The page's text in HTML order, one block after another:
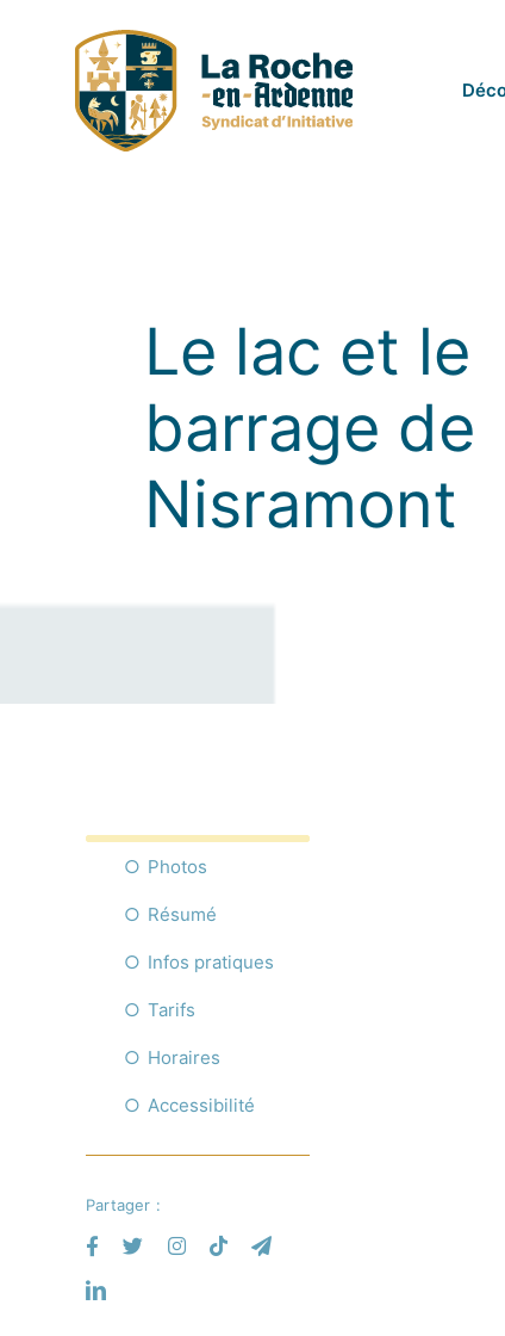
contenu
Le lac et le
barrage de
Nisramont
Photos
Résumé
Infos pratiques
Tarifs
Horaires
Accessibilité
Partager :